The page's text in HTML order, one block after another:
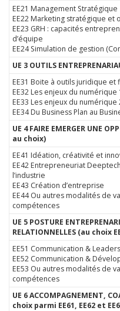
EE21 Management Stratégique
EE22 Marketing stratégique et
EE23 GRH : capacités
d’équipe
EE24 Simulation de gestion
UE 3 OUTILS
EE31 Boite à outils juridique
EE32 Les enjeux du
EE33 Les enjeux du
EE34 Du Business Plan au
UE 4 FAIRE EMERGER UNE
au choix)
EE41 Idéation, créativité et
EE42 Entrepreneuriat
l’industrie
EE43 Création d’entreprise
EE44 Ou autres modalités de
compétences
UE 5 POSTURE
RELATIONNELLES (au choix
EE51 Communication &
EE52 Communication &
EE53 Ou autres modalités de
compétences
UE 6 ACCOMPAGNEMENT,
choix parmi EE61, EE62 et